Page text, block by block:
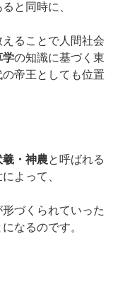
と同時に、
ることで人間社会
学の知識に基づく東
帝王としても位置
・神農と呼ばれる
よって、
形づくられていった
なるのです。